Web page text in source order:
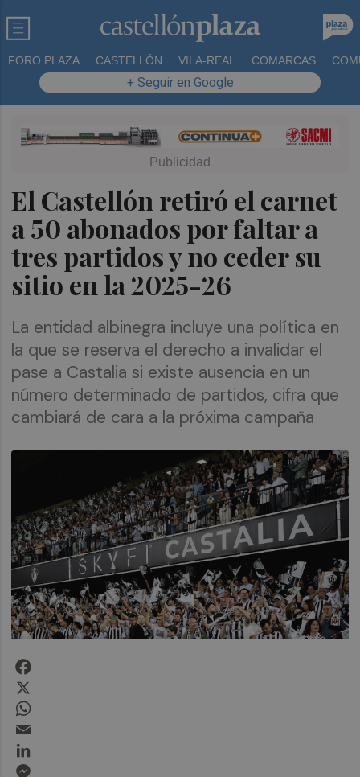
FORO PLAZA CASTELLÓN VILA-REAL COMARCAS
+ Seguir en Google
El Castellón retiró el carnet
a 50 abonados por faltar a
tres partidos y no ceder su
sitio en la 2025-26
La entidad albinegra incluye una política en
la que se reserva el derecho a invalidar el
pase a Castalia si existe ausencia en un
número determinado de partidos, cifra que
cambiará de cara a la próxima campaña